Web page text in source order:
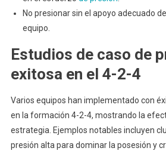
No presionar sin el apoyo adecuado
equipo.
Estudios de caso de
exitosa en el 4-2-4
Varios equipos han implementado con
en la formación 4-2-4, mostrando la
estrategia. Ejemplos notables incluyen
presión alta para dominar la posesión y